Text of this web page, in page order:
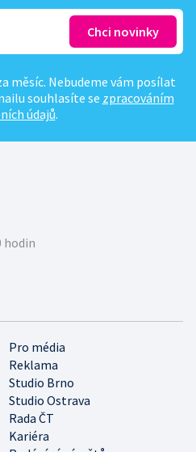
měsíc. Nebudeme vám posílat
souhlasíte se zpracováním
údajů.